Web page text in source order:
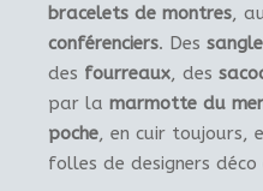
bracelets de montres,
conférenciers. Des
des fourreaux, des
par la marmotte du
poche, en cuir toujours,
folles de designers